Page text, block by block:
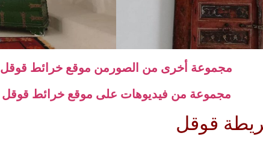
مجموعة أخرى من الصورمن موقع خرائط قوقل
مجموعة من فيديوهات على موقع خرائط قوقل
قوقل